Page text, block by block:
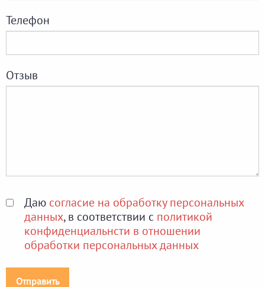
Телефон
Отзыв
Даю согласие на обработку персональных
данных, в соответствии с политикой
конфиденциальнсти в отношении
обработки персональных данных